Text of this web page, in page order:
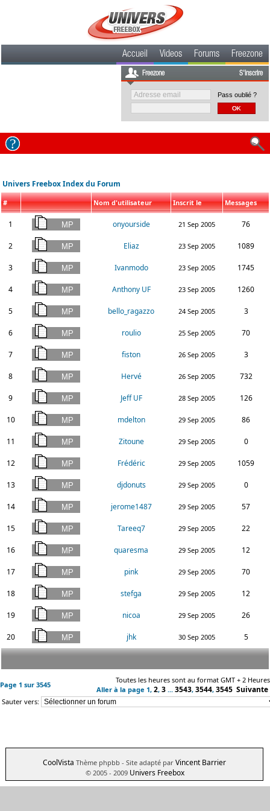
Accueil Videos Forums Freezone
Freezone S'inscrire
Pass oublié ?
Univers Freebox Index du Forum
# Nom d'utilisateur Inscrit le Messages
1 onyourside 21 Sep 2005 76
2 Eliaz 23 Sep 2005 1089
3 Ivanmodo 23 Sep 2005 1745
4 Anthony UF 23 Sep 2005 1260
5 bello_ragazzo 24 Sep 2005 3
6 roulio 25 Sep 2005 70
7 fiston 26 Sep 2005 3
8 Hervé 26 Sep 2005 732
9 Jeff UF 28 Sep 2005 126
10 mdelton 29 Sep 2005 86
11 Zitoune 29 Sep 2005 0
12 Frédéric 29 Sep 2005 1059
13 djdonuts 29 Sep 2005 0
14 jerome1487 29 Sep 2005 57
15 Tareeq7 29 Sep 2005 22
16 quaresma 29 Sep 2005 12
17 pink 29 Sep 2005 70
18 stefga 29 Sep 2005 12
19 nicoa 29 Sep 2005 26
20 jhk 30 Sep 2005 5
Page 1 sur 3545
Toutes les heures sont au format GMT + 2 Heures
Aller à la page 1, 2, 3 ... 3543, 3544, 3545 Suivante
Sauter vers:
CoolVista Thème phpbb - Site adapté par Vincent Barrier
© 2005 - 2009 Univers Freebox